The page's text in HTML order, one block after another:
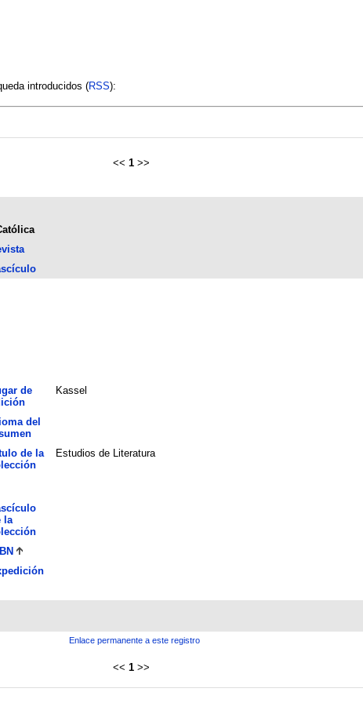
introducidos (RSS):
<< 1 >>
de
Kassel
del
de la
Estudios de Literatura
la
Enlace permanente a este registro
<< 1 >>